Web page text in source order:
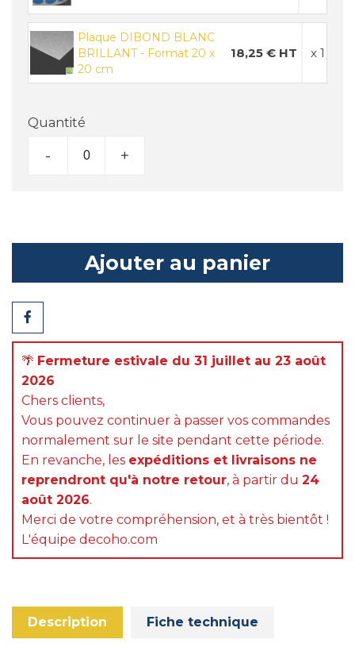
Plaque DIBOND BLANC
BRILLANT - Format 20 x
20 cm
18,25 € HT x 1
Quantité
- +
Ajouter au panier
Partager
🌴 Fermeture estivale du 31 juillet au 23 août
2026
Chers clients,
Vous pouvez continuer à passer vos commandes
normalement sur le site pendant cette période.
En revanche, les expéditions et livraisons ne
reprendront qu'à notre retour, à partir du 24
août 2026.
Merci de votre compréhension, et à très bientôt !
L'équipe decoho.com
Description Fiche technique